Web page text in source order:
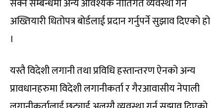
अख्तियारी धितोपत्र बोर्डलाई प्रदान गर्नुपर्ने सुझाव दिएको हो
।
यस्तै विदेशी लगानी तथा प्रविधि हस्तान्तरण ऐनको अन्य
प्रावधानहरुमा विदेशी लगानीकर्ता र गैरआवासीय नेपाली